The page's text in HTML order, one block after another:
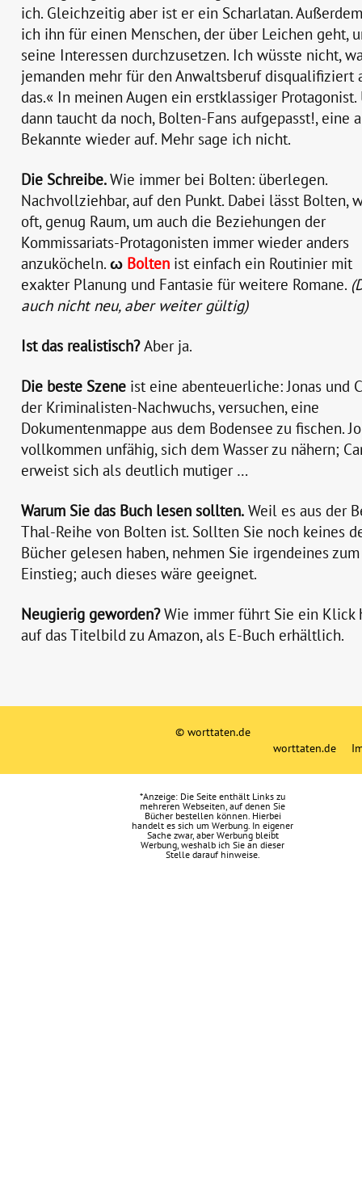
ich. Gleichzeitig aber ist er ein Scharlatan.
ich ihn für einen Menschen, der über Leichen geht,
seine Interessen durchzusetzen. Ich wüsste nicht,
jemanden mehr für den Anwaltsberuf disqualifiziert
das.« In meinen Augen ein erstklassiger Protagonist.
dann taucht da noch, Bolten-Fans aufgepasst!, eine
Bekannte wieder auf. Mehr sage ich nicht.
Die Schreibe.Wie immer bei Bolten: überlegen.
Nachvollziehbar, auf den Punkt. Dabei lässt Bolten,
oft, genug Raum, um auch die Beziehungen der
Kommissariats-Protagonisten immer wieder anders
anzuköcheln.ω Bolten ist einfach ein Routinier mit
exakter Planung und Fantasie für weitere Romane.
auch nicht neu, aber weiter gültig)
Ist das realistisch?Aber ja.
Die beste Szene ist eine abenteuerliche: Jonas und
der Kriminalisten-Nachwuchs, versuchen, eine
Dokumentenmappe aus dem Bodensee zu fischen.
vollkommen unfähig, sich dem Wasser zu nähern;
erweist sich als deutlich mutiger …
Warum Sie das Buch lesen sollten. Weil es aus der
Thal-Reihe von Bolten ist. Sollten Sie noch keines
Bücher gelesen haben, nehmen Sie irgendeines zum
Einstieg; auch dieses wäre geeignet.
Neugierig geworden?Wie immer führt Sie ein Klick
auf das Titelbild zu Amazon, als E-Buch erhältlich.
© worttaten.de
worttaten.de
*Anzeige: Die Seite enthält Links zu
mehreren Webseiten, auf denen Sie
Bücher bestellen können. Hierbei
handelt es sich um Werbung. In eigener
Sache zwar, aber Werbung bleibt
Werbung, weshalb ich Sie an dieser
Stelle darauf hinweise.